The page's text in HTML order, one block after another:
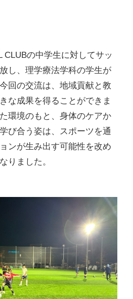
CLUBの中学生に対してサッ
し、理学療法学科の学生が
回の交流は、地域貢献と教
な成果を得ることができま
環境のもと、身体のケアか
び合う姿は、スポーツを通
ンが生み出す可能性を改め
りました。